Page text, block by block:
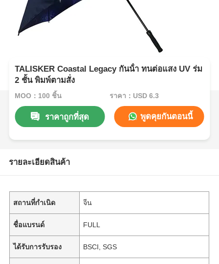
TALISKER Coastal Legacy กันน้ํา ทนต่อแสง UV ร่ม
2 ชั้น พิมพ์ตามสั่ง
MOQ：100 ชิ้น ราคา：USD 6.3
ราคาถูกที่สุด พูดคุยกันตอนนี้
รายละเอียดสินค้า
สถานที่กำเนิด จีน
ชื่อแบรนด์ FULL
ได้รับการรับรอง BSCI, SGS